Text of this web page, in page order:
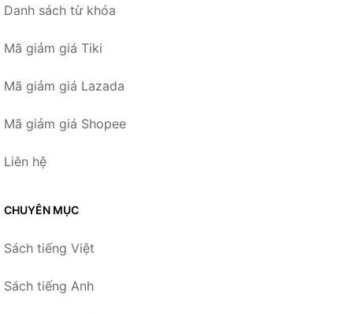
Danh sách từ khóa
Mã giảm giá Tiki
Mã giảm giá Lazada
Mã giảm giá Shopee
Liên hệ
CHUYÊN MỤC
Sách tiếng Việt
Sách tiếng Anh